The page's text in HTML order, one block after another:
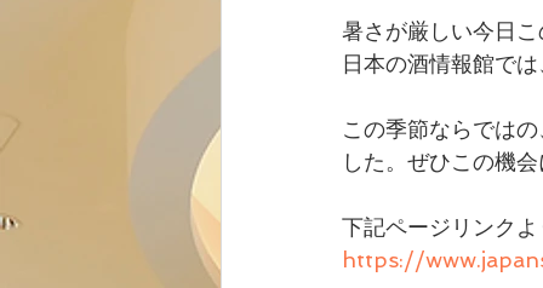
暑さが厳しい今日
日本の酒情報館で
この季節ならでは
した。ぜひこの機
下記ページリンク
https://